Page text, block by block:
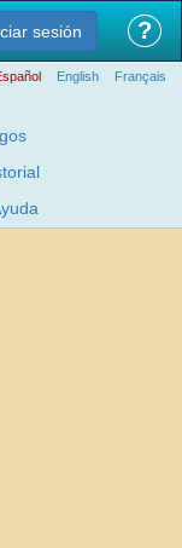
sesión ?
English Français